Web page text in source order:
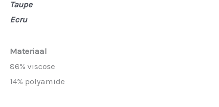
Taupe
Ecru
Materiaal
86% viscose
14% polyamide